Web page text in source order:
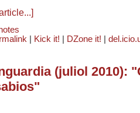
| Kick it! | DZone it! |
(juliol 2010):